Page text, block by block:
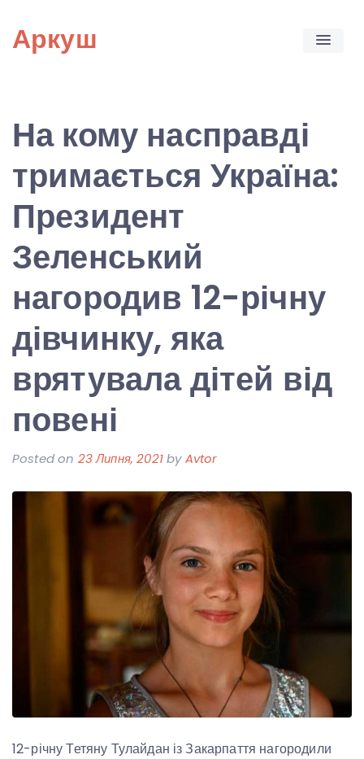
content
Аркуш
На кому насправді
тримається Україна:
Президент
Зеленський
нагородив 12-річну
дівчинку, яка
врятувала дітей від
повені
Posted on 23 Липня, 2021byAvtor
12-річну Тетяну Тулайдан із Закарпаття нагородили